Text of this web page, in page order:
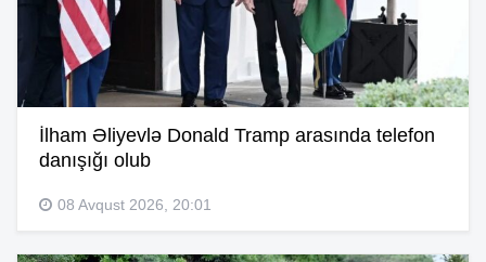
İlham Əliyevlə Donald Tramp arasında telefon
danışığı olub
08 Avqust 2026, 20:01